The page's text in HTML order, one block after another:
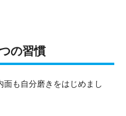
の習慣
も自分磨きをはじめまし